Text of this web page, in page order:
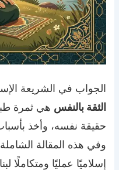
الجواب في الشريعة
الثقة بالنفس هي ثمرة
حقيقة نفسه، وأخذ
وفي هذه المقالة
إسلاميًا عمليًا ومتكاملًا